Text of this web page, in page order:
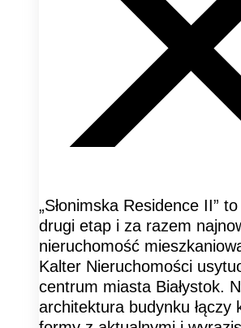
„Słonimska Residence II”
drugi etap i za razem
nieruchomość
Kalter Nieruchomości
centrum miasta Białystok.
architektura budynku łączy